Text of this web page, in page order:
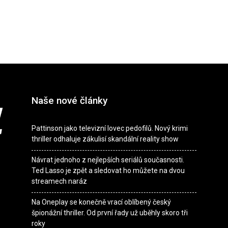
Naše nové články
Pattinson jako televizní lovec pedofilů. Nový krimi
thriller odhaluje zákulisí skandální reality show
Návrat jednoho z nejlepších seriálů současnosti.
Ted Lasso je zpět a sledovat ho můžete na dvou
streamech naráz
Na Oneplay se konečně vrací oblíbený český
špionážní thriller. Od první řady už uběhly skoro tři
roky